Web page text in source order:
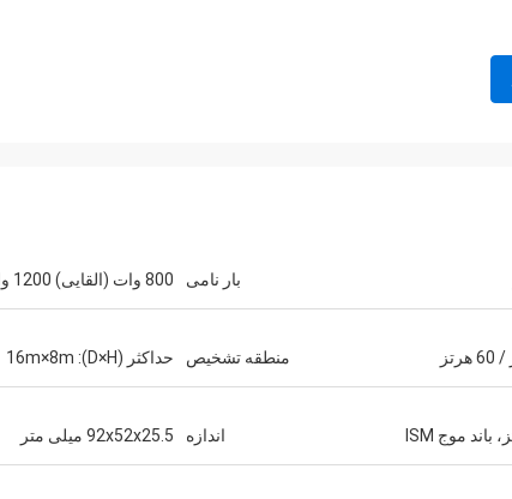
بار نامی 800 وات (القایی) 1200 وات (مقاومتی)
منطقه تشخیص حداکثر (D×H): 16m×8m
اندازه 92x52x25.5 میلی متر